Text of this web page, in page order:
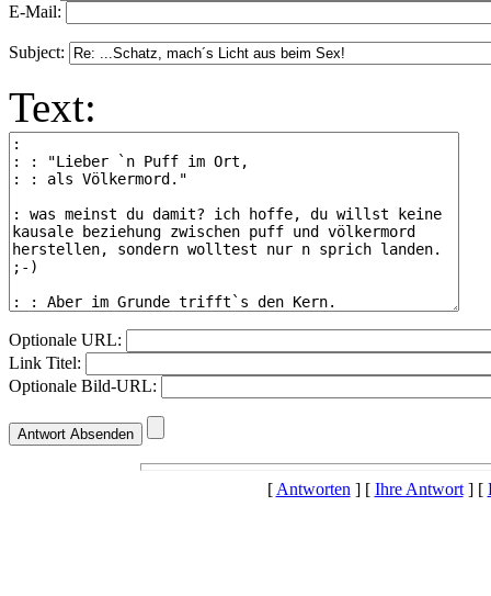
E-Mail:
Subject:
Text:
Optionale URL:
Link Titel:
Optionale Bild-URL:
[Antworten] [ Ihre Antwort] [